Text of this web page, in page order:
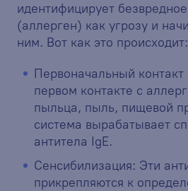
идентифицирует
(аллерген) как угрозу и
ним. Вот как это происходит:
Первоначальный
первом контакте с
пыльца, пыль, пищевой
система вырабатывает
антитела IgE.
Сенсибилизация: Эти
прикрепляются к